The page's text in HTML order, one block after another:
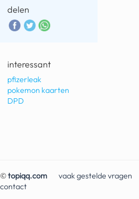
nord stream
rachael gunn
duitsland
delen
interessant
pfizerleak
pokemon kaarten
DPD
©topiqq.com vaak gestelde vragen
contact